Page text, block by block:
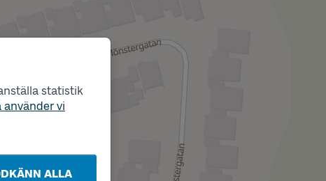
statistik
använder vi
ALLA